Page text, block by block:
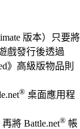
版本）只要將
戲發行後透過
》高級版物品則
® 桌面應用程
將 Battle.net® 帳